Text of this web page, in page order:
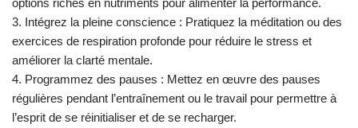
3. Intégrez la pleine conscience : Pratiquez la méditation ou des
exercices de respiration profonde pour réduire le stress et
améliorer la clarté mentale.
4. Programmez des pauses : Mettez en œuvre des pauses
régulières pendant l’entraînement ou le travail pour permettre à
l’esprit de se réinitialiser et de se recharger.